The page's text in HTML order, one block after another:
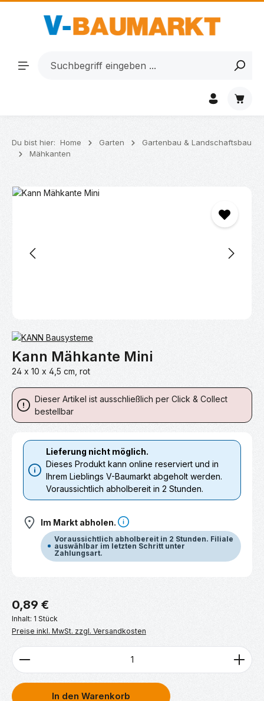
Zum Hauptinhalt springen
Du bist hier: Home Garten
Gartenbau & Landschaftsbau
Mähkanten
Bildergalerie überspringen
Kann Mähkante Mini
24 x 10 x 4,5 cm, rot
Dieser Artikel ist ausschließlich per Click & Collect
bestellbar
Lieferung nicht möglich.
Dieses Produkt kann online reserviert und in
Ihrem Lieblings V-Baumarkt abgeholt werden.
Voraussichtlich abholbereit in 2 Stunden.
Im Markt abholen.
Voraussichtlich abholbereit in 2 Stunden. Filiale
auswählbar im letzten Schritt unter
Zahlungsart.
Regulärer Preis:
0,89 €
Inhalt: 1 Stück
Preise inkl. MwSt. zzgl. Versandkosten
Produkt Anzahl: Gib den gewünschten Wert ein
In den Warenkorb